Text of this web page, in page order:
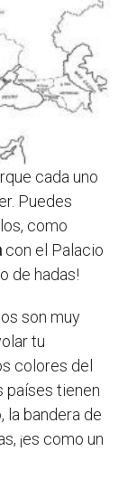
cada uno
Puedes
como
con el Palacio
de hadas!
son muy
tu
colores del
países tienen
la bandera de
¡es como un